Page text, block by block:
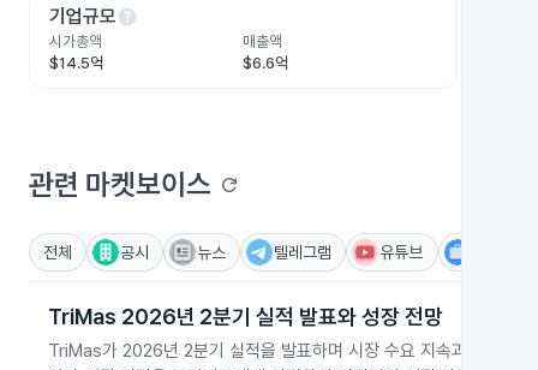
기업규모help
시가총액
$14.5억
매출액
$6.6억
관련 마켓보이스 refresh
전체 공시 뉴스 텔레그램 유튜브
TriMas 2026년 2분기 실적 발표와 성장 전망
TriMas가 2026년 2분기 실적을 발표하며 시장 수요 지속과 비용 관